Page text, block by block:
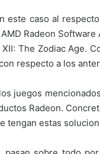
este caso al
Radeon
The Zodiac Age.
respecto a los
juegos
Radeon.
tengan estas